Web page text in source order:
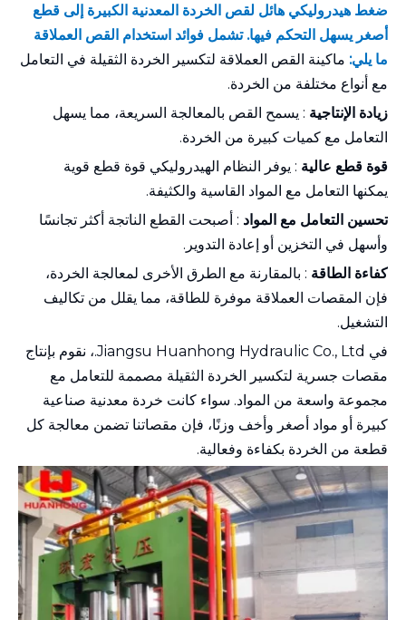
ضغط هيدروليكي هائل لقص الخردة المعدنية الكبيرة إلى قطع
أصغر يسهل التحكم فيها. تشمل فوائد استخدام القص العملاقة
ما يلي: ماكينة القص العملاقة لتكسير الخردة الثقيلة في التعامل
مع أنواع مختلفة من الخردة.
زيادة الإنتاجية : يسمح القص بالمعالجة السريعة، مما يسهل
التعامل مع كميات كبيرة من الخردة.
قوة قطع عالية : يوفر النظام الهيدروليكي قوة قطع قوية
يمكنها التعامل مع المواد القاسية والكثيفة.
تحسين التعامل مع المواد : أصبحت القطع الناتجة أكثر تجانسًا
وأسهل في التخزين أو إعادة التدوير.
كفاءة الطاقة : بالمقارنة مع الطرق الأخرى لمعالجة الخردة،
فإن المقصات العملاقة موفرة للطاقة، مما يقلل من تكاليف
التشغيل.
في Jiangsu Huanhong Hydraulic Co., Ltd.، نقوم بإنتاج
مقصات جسرية لتكسير الخردة الثقيلة مصممة للتعامل مع
مجموعة واسعة من المواد. سواء كانت خردة معدنية صناعية
كبيرة أو مواد أصغر وأخف وزنًا، فإن مقصاتنا تضمن معالجة كل
قطعة من الخردة بكفاءة وفعالية.